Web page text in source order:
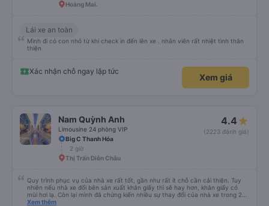
Hoàng Mai.
Lái xe an toàn
Mình đi có con nhỏ từ khi check in đến lên xe . nhân viên rất nhiệt tình thân
thiện
Xác nhận chỗ ngay lập tức
Xem giá
Nam Quỳnh Anh
Limousine 24 phòng VIP
4.4
(2223 đánh giá)
Big C Thanh Hóa
2 giờ
Thị Trấn Diễn Châu
Quy trình phục vụ của nhà xe rất tốt, gần như rất ít chỗ cần cải thiện. Tuy
nhiên nếu nhà xe đổi bên sản xuất khăn giấy thì sẽ hay hơn, khăn giấy có
mùi hơi lạ. Còn lại mình đã chứng kiến nhiều sự thay đổi của nhà xe trong 2
tháng vừa rồi: tài xế và phụ xe ngày càng thân thiện, quy trình phục vụ rõ
Xem thêm